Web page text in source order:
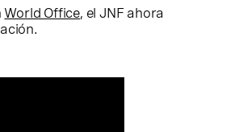
World Office, el JNF ahora